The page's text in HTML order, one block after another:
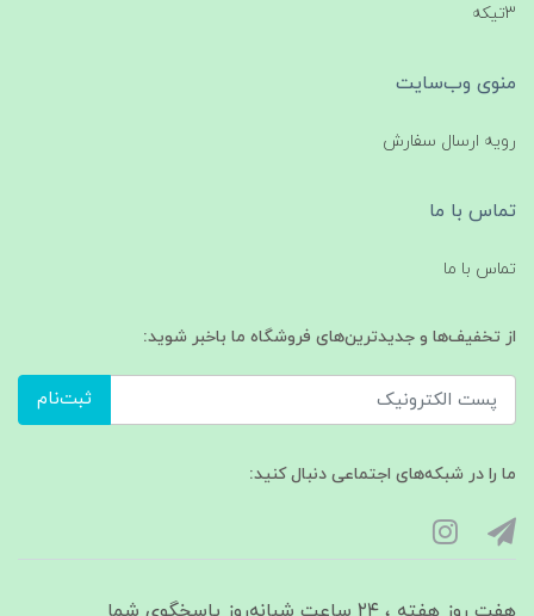
3تیکه
منوی وب‌سایت
رویه ارسال سفارش
تماس با ما
تماس با ما
از تخفیف‌ها و جدیدترین‌های فروشگاه ما باخبر شوید:
ثبت‌نام
ما را در شبکه‌های اجتماعی دنبال کنید: